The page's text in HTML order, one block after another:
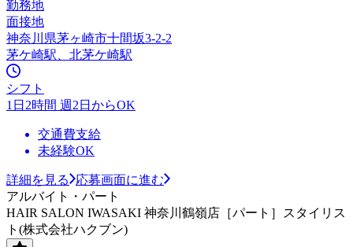
勤務地
面接地
神奈川県茅ヶ崎市十間坂3-2-2
茅ケ崎駅、北茅ケ崎駅
シフト
1日2時間 週2日からOK
交通費支給
未経験OK
詳細を見る
応募画面に進む
アルバイト・パート
HAIR SALON IWASAKI 神奈川鶴嶺店［パート］スタイリス
ト(株式会社ハクブン)